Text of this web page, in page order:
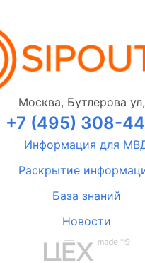
Москва, Бутлерова
+7 (495) 308-
Информация для
Раскрытие
База знаний
Новости